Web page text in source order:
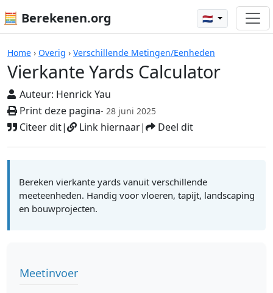
🧮 Berekenen.org 🇳🇱
Home › Overig › Verschillende Metingen/Eenheden
Vierkante Yards Calculator
Auteur: Henrick Yau
Print deze pagina- 28 juni 2025
Citeer dit| Link hiernaar| Deel dit
Vierkante Yards Calculator
Bereken vierkante yards vanuit verschillende
meeteenheden. Handig voor vloeren, tapijt, landscaping
en bouwprojecten.
Meetinvoer